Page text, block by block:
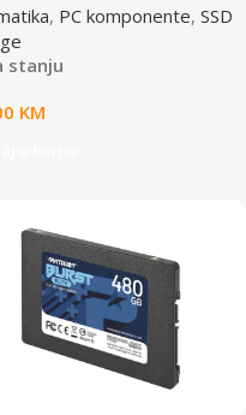
, PC komponente,SSD
stanju
KM